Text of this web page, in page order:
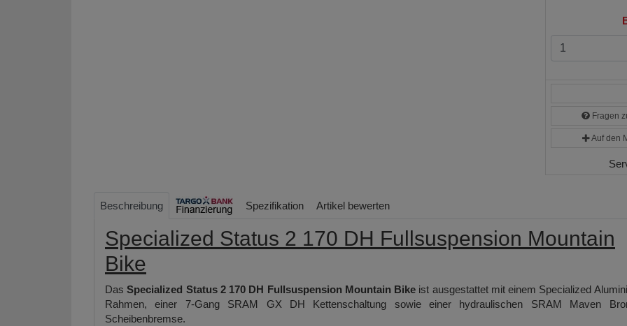
Fragen
Auf den
Beschreibung Spezifikation Artikel bewerten
Specialized Status 2 170 DH Fullsuspension Mountain
Bike
DasSpecialized Status 2 170 DH Fullsuspension Mountain Bike ist ausgestattet mit einem Specialized
Rahmen, einer 7-Gang SRAM GX DH Kettenschaltung sowie einer hydraulischen SRAM Maven
Scheibenbremse.